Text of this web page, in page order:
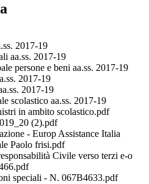
2017-19
aa.ss. 2017-19
persone e beni aa.ss. 2017-19
2017-19
2017-19
scolastico aa.ss. 2017-19
in ambito scolastico.pdf
(2).pdf
- Europ Assistance Italia
Paolo frisi.pdf
Civile verso terzi e-o
speciali - N. 067B4633.pdf